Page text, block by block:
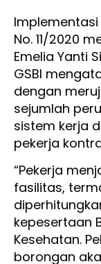
Implementasi
No. 11/2020
Emelia Yanti
GSBI
dengan
sejumlah
sistem kerja
pekerja
“Pekerja
fasilitas,
kepesertaan
Kesehatan.
borongan